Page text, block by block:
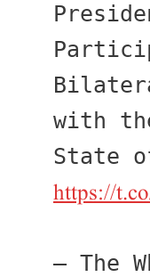
with
https://
— The